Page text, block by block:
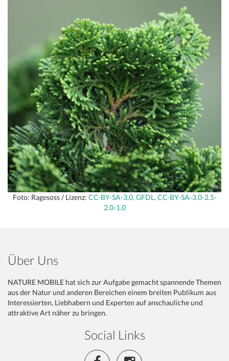
Foto: Ragesoss / Lizenz: CC-BY-SA-3.0, GFDL, CC-BY-SA-3.0-2.5-
2.0-1.0
Über Uns
NATURE MOBILE hat sich zur Aufgabe gemacht spannende Themen
aus der Natur und anderen Bereichen einem breiten Publikum aus
Interessierten, Liebhabern und Experten auf anschauliche und
attraktive Art näher zu bringen.
Social Links